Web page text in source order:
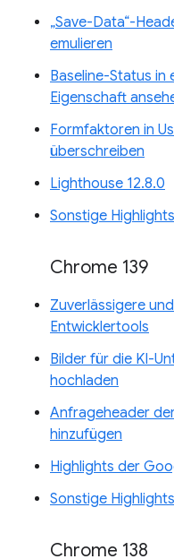
„Save-Data“-
emulieren
Baseline-Status in
Eigenschaft
Formfaktoren in
überschreiben
Lighthouse 12.8.0
Sonstige Highlights
Chrome 139
Zuverlässigere
Entwicklertools
Bilder für die KI-
hochladen
Anfrageheader
hinzufügen
Highlights der
Sonstige Highlights
Chrome 138